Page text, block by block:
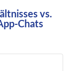
vs.
Chats